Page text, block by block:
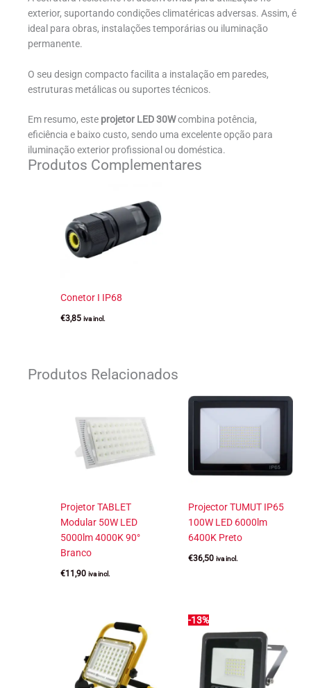
exterior, suportando condições climatéricas adversas. Assim, é
ideal para obras, instalações temporárias ou iluminação
permanente.
O seu design compacto facilita a instalação em paredes,
estruturas metálicas ou suportes técnicos.
Em resumo, este projetor LED 30Wcombina potência,
eficiência e baixo custo, sendo uma excelente opção para
iluminação exterior profissional ou doméstica.
Produtos Complementares
Conetor I IP68
€3,85 iva incl.
Produtos Relacionados
Projetor TABLET
Modular 50W LED
5000lm 4000K 90°
Branco
€11,90 iva incl.
Projector TUMUT IP65
100W LED 6000lm
6400K Preto
€36,50 iva incl.
-13%